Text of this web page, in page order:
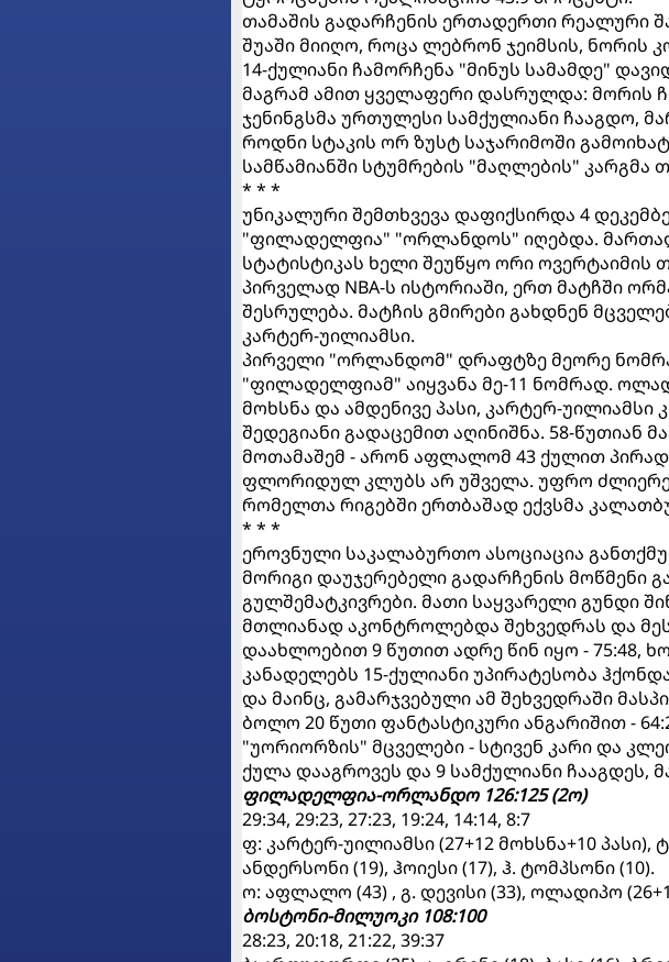
თამაშის გადარჩენის ერთადერთი რეალური
შუაში მიიღო, როცა ლებრონ ჯეიმსის, ნორის
14-ქულიანი ჩამორჩენა "მინუს სამამდე"
მაგრამ ამით ყველაფერი დასრულდა: მორის
ჯენინგსმა ურთულესი სამქულიანი ჩააგდო,
როდნი სტაკის ორ ზუსტ საჯარიმოში
სამწამიანში სტუმრების "მაღლების" კარგმა
* * *
უნიკალური შემთხვევა დაფიქსირდა 4
"ფილადელფია" "ორლანდოს" იღებდა.
სტატისტიკას ხელი შეუწყო ორი ოვერტაიმის
პირველად NBA-ს ისტორიაში, ერთ მატჩში
შესრულება. მატჩის გმირები გახდნენ
კარტერ-უილიამსი.
პირველი "ორლანდომ" დრაფტზე მეორე
"ფილადელფიამ" აიყვანა მე-11 ნომრად.
მოხსნა და ამდენივე პასი, კარტერ-უილიამსი
შედეგიანი გადაცემით აღინიშნა. 58-წუთიან
მოთამაშემ - არონ აფლალომ 43 ქულით
ფლორიდულ კლუბს არ უშველა. უფრო
რომელთა რიგებში ერთბაშად ექვსმა
* * *
ეროვნული საკალაბურთო ასოციაცია
მორიგი დაუჯერებელი გადარჩენის მოწმენი
გულშემატკივრები. მათი საყვარელი გუნდი
მთლიანად აკონტროლებდა შეხვედრას და
დაახლოებით 9 წუთით ადრე წინ იყო - 75:48,
კანადელებს 15-ქულიანი უპირატესობა
და მაინც, გამარჯვებული ამ შეხვედრაში
ბოლო 20 წუთი ფანტასტიკური ანგარიშით -
"უორიორზის" მცველები - სტივენ კარი და
ქულა დააგროვეს და 9 სამქულიანი ჩააგდეს,
ფილადელფია-ორლანდო 126:125 (2ო)
29:34, 29:23, 27:23, 19:24, 14:14, 8:7
ფ: კარტერ-უილიამსი (27+12 მოხსნა+10 პასი),
ანდერსონი (19), ჰოიესი (17), ჰ. ტომპსონი (10).
ო: აფლალო (43) , გ. დევისი (33), ოლადიპო
ბოსტონი-მილუოკი 108:100
28:23, 20:18, 21:22, 39:37